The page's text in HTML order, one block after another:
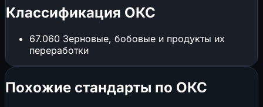
Классификация ОКС
67.060 Зерновые, бобовые и продукты их
переработки
Похожие стандарты по ОКС